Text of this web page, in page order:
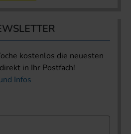
kostenlos die neuesten
in Ihr Postfach!
Infos